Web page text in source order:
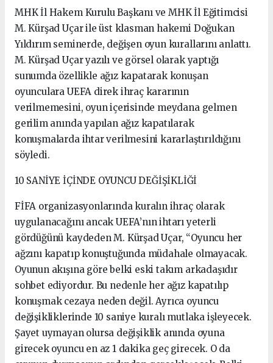
MHK İl Hakem Kurulu Başkanı ve MHK İl Eğitimcisi
M. Kürşad Uçar ile üst klasman hakemi Doğukan
Yıldırım seminerde, değişen oyun kurallarını anlattı.
M. Kürşad Uçar yazılı ve görsel olarak yaptığı
sunumda özellikle ağız kapatarak konuşan
oyunculara UEFA direk ihraç kararının
verilmemesini, oyun içerisinde meydana gelmen
gerilim anında yapılan ağız kapatılarak
konuşmalarda ihtar verilmesini kararlaştırıldığını
söyledi.
10 SANİYE İÇİNDE OYUNCU DEĞİŞİKLİĞİ
FİFA organizasyonlarında kuralın ihraç olarak
uygulanacağını ancak UEFA’nın ihtarı yeterli
gördüğünü kaydeden M. Kürşad Uçar, “Oyuncu her
ağzını kapatıp konuştuğunda müdahale olmayacak.
Oyunun akışına göre belki eski takım arkadaşıdır
sohbet ediyordur. Bu nedenle her ağız kapatılıp
konuşmak cezaya neden değil. Ayrıca oyuncu
değişikliklerinde 10 saniye kuralı mutlaka işleyecek.
Şayet uymayan olursa değişiklik anında oyuna
girecek oyuncu en az 1 dakika geç girecek. O da